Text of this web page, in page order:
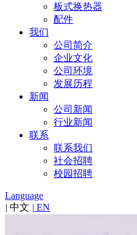
板式换热器
配件
我们
公司简介
企业文化
公司环境
发展历程
新闻
公司新闻
行业新闻
联系
联系我们
社会招聘
校园招聘
Language
| 中文 | EN